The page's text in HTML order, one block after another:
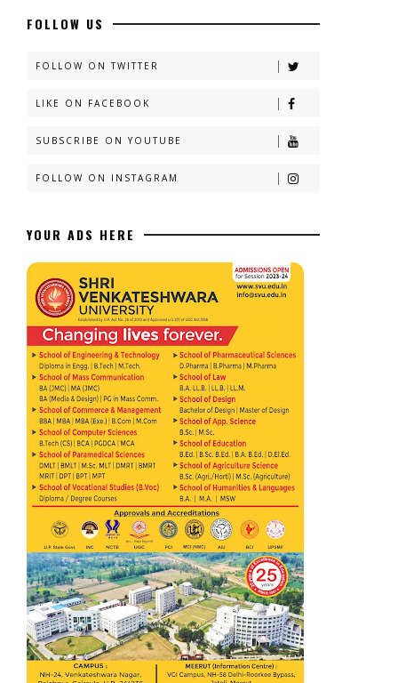
FOLLOW US
FOLLOW ON TWITTER
LIKE ON FACEBOOK
SUBSCRIBE ON YOUTUBE
FOLLOW ON INSTAGRAM
YOUR ADS HERE